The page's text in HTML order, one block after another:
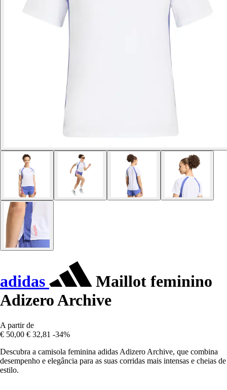
adidas
Maillot feminino
Adizero Archive
A partir de
€ 50,00 € 32,81 -34%
Descubra a camisola feminina adidas Adizero Archive, que combina
desempenho e elegância para as suas corridas mais intensas e cheias de
estilo.